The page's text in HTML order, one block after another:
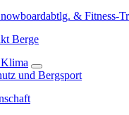
& Fitness-
Berge
und Bergsport